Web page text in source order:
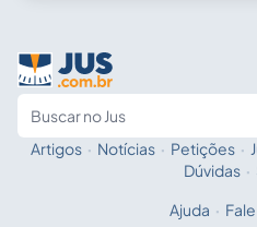
Fale
Artigos · Notícias · Petições ·
Dúvidas ·
Ajuda ·